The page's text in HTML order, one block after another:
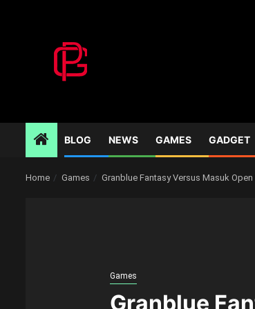
BLOG NEWS GAMES GADGET
Home Games Granblue Fantasy Versus Masuk
Games
Granblue